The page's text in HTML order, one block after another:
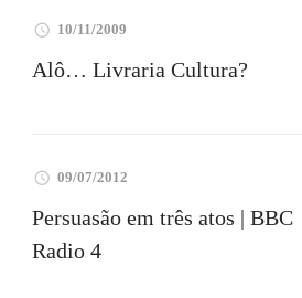
10/11/2009
Alô… Livraria Cultura?
09/07/2012
Persuasão em três atos | BBC
Radio 4